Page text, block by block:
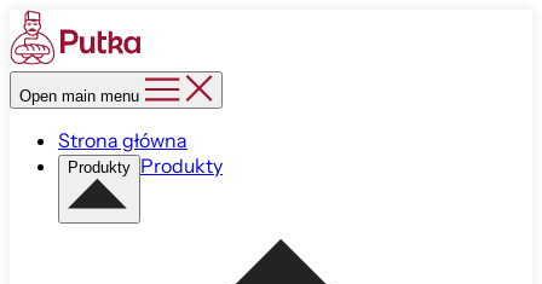
Open main menu
Strona główna
Produkty Produkty